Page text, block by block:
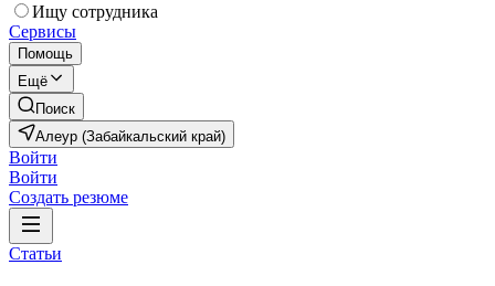
Ищу сотрудника
Сервисы
Помощь
Ещё
Поиск
Алеур (Забайкальский край)
Войти
Войти
Создать резюме
Статьи